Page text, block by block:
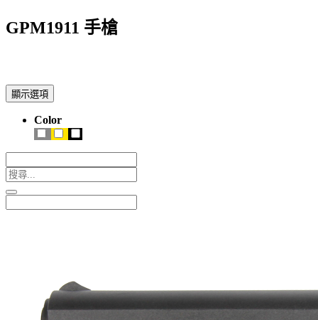
GPM1911 手槍
顯示選項
Color